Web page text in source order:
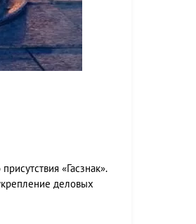
«Гасзнак».
деловых